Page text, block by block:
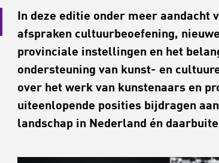
In deze editie onder meer aandacht
afspraken cultuurbeoefening,
provinciale instellingen en het
ondersteuning van kunst- en
over het werk van kunstenaars en
uiteenlopende posities bijdragen
landschap in Nederland én